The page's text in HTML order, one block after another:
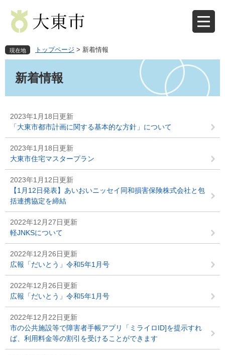
先
頭
を
飛
現在地 トップページ > 新着情報
新着情報
2023年1月18日更新
「大東市都市計画に関する基本的な方針」について
2023年1月18日更新
大東市住宅マスタープラン
2023年1月12日更新
【1月12日発表】あいおいニッセイ同和損害保険株式会社と包
括連携協定を締結
2022年12月27日更新
軽JNKSについて
2022年12月26日更新
広報「だいとう」令和5年1月号
2022年12月26日更新
広報「だいとう」令和5年1月号
2022年12月22日更新
市の公共施設等で障害者手帳アプリ「ミライロID]を提示すれ
ば、利用料金等の割引を受けることができます